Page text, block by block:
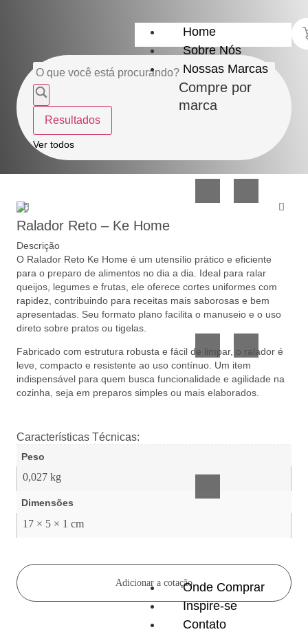
Home
Sobre Nós
Nossas Marcas
Compre por
marca
Lar
Organização
Utilidades
de
Vidro
Confeitaria
e
Presente
Acessórios
Onde Comprar
Inspire-se
Contato
Resultados
Ver todos
Ralador Reto – Ke Home
Descrição
O Ralador Reto Ke Home é um utensílio prático e eficiente
para o preparo de alimentos no dia a dia. Ideal para ralar
queijos, legumes e frutas, ele oferece cortes uniformes com
rapidez, contribuindo para receitas mais saborosas e bem
apresentadas. Seu formato plano facilita o manuseio e o uso
direto sobre pratos ou tigelas.
Fabricado com estrutura robusta e fácil de limpar, o ralador é
leve, compacto e resistente ao uso contínuo. Um item
indispensável para quem busca funcionalidade e agilidade na
cozinha, seja em preparos simples ou mais elaborados.
Características Técnicas:
Peso
0,027 kg
Dimensões
17 × 5 × 1 cm
Adicionar a cotação